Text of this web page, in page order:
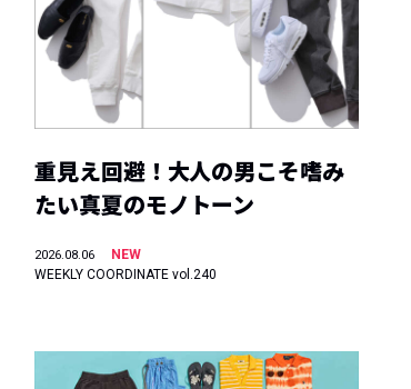
重見え回避！大人の男こそ嗜み
たい真夏のモノトーン
2026.08.06
NEW
WEEKLY COORDINATE vol.240